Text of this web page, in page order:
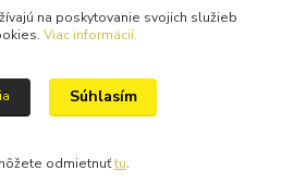
na poskytovanie svojich služieb
Viac informácií.
Súhlasím
odmietnuťtu.